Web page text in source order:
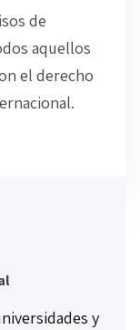
de
aquellos
el derecho
y